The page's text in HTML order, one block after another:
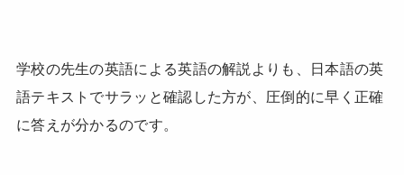
学校の先生の英語による英語の解説よりも、日本語の英
語テキストでサラッと確認した方が、圧倒的に早く正確
に答えが分かるのです。